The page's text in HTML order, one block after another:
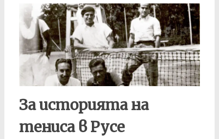
За историята на
тениса в Русе